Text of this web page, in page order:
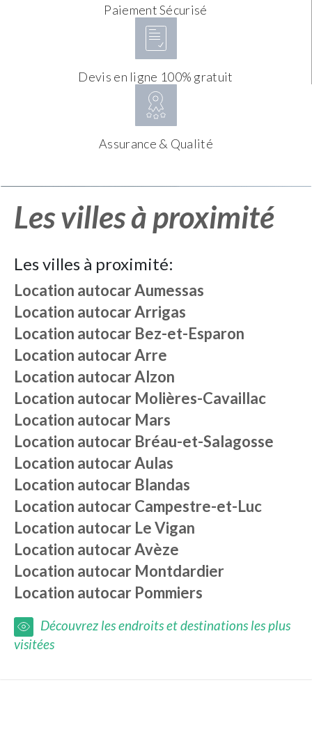
Paiement Sécurisé
Devis en ligne 100% gratuit
Assurance & Qualité
Les villes à proximité
Les villes à proximité:
Location autocarAumessas
Location autocarArrigas
Location autocar Bez-et-Esparon
Location autocarArre
Location autocarAlzon
Location autocar Molières-Cavaillac
Location autocar Mars
Location autocar Bréau-et-Salagosse
Location autocarAulas
Location autocar Blandas
Location autocarCampestre-et-Luc
Location autocar Le Vigan
Location autocarAvèze
Location autocar Montdardier
Location autocar Pommiers
Découvrez les endroits et destinations les plus
visitées